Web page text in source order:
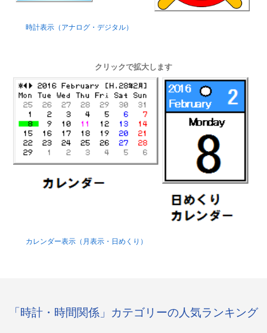
時計表示（アナログ・デジタル）
クリックで拡大します
カレンダー表示（月表示・日めくり）
「時計・時間関係」カテゴリーの人気ランキング